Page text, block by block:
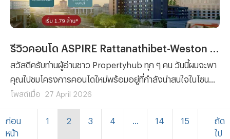
สวัสดีครับท่านผู้อ่านชาว Propertyhub ทุก ๆ คน วันนี้ผมจะพา
คุณไปชมโครงการคอนโดใหม่พร้อมอยู่ที่กำลังน่าสนใจในโซน
นนทบุรี ซึ่งมาพร้อมกับจุดเด่นเรื่องทำเลที่ตั้งใกล้รถไฟฟ้า MRT
ราชการนนทบุรี ซึ่งนั่นก็คือโครงการคอนโด ASPIRE
Rattanathibet-Weston (แอสปาย รัตนาธิเบศร์-เวสต์ตัน)
โพสต์เมื่อ 27 April 2026
ก่อน
หน้า
1 2 3 4 14 15
ถัด
ไป